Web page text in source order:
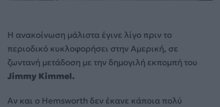
Η ανακοίνωση μάλιστα έγινε λίγο πριν το
περιοδικό κυκλοφορήσει στην Αμερική, σε
ζωντανή μετάδοση με την δημογιλή εκπομπή του
Jimmy Kimmel.
Αν και ο Hemsworth δεν έκανε κάποια πολύ